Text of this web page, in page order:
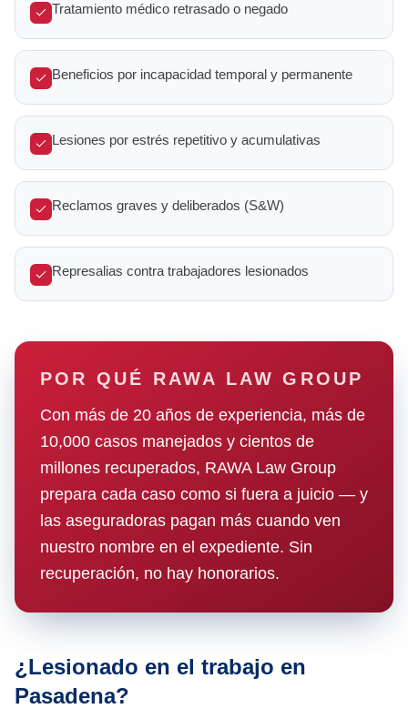
Tratamiento médico retrasado o negado
Beneficios por incapacidad temporal y permanente
Lesiones por estrés repetitivo y acumulativas
Reclamos graves y deliberados (S&W)
Represalias contra trabajadores lesionados
POR QUÉ RAWA LAW GROUP
Con más de 20 años de experiencia, más de
10,000 casos manejados y cientos de
millones recuperados, RAWA Law Group
prepara cada caso como si fuera a juicio — y
las aseguradoras pagan más cuando ven
nuestro nombre en el expediente. Sin
recuperación, no hay honorarios.
¿Lesionado en el trabajo en
Pasadena?